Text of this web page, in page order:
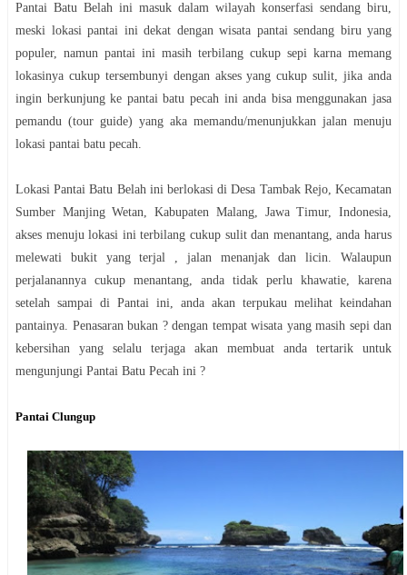
Pantai Batu Belah ini masuk dalam wilayah konserfasi sendang biru,
meski lokasi pantai ini dekat dengan wisata pantai sendang biru yang
populer, namun pantai ini masih terbilang cukup sepi karna memang
lokasinya cukup tersembunyi dengan akses yang cukup sulit, jika anda
ingin berkunjung ke pantai batu pecah ini anda bisa menggunakan jasa
pemandu (tour guide) yang aka memandu/menunjukkan jalan menuju
lokasi pantai batu pecah.
Lokasi Pantai Batu Belah ini berlokasi di Desa Tambak Rejo, Kecamatan
Sumber Manjing Wetan, Kabupaten Malang, Jawa Timur, Indonesia,
akses menuju lokasi ini terbilang cukup sulit dan menantang, anda harus
melewati bukit yang terjal , jalan menanjak dan licin. Walaupun
perjalanannya cukup menantang, anda tidak perlu khawatie, karena
setelah sampai di Pantai ini, anda akan terpukau melihat keindahan
pantainya. Penasaran bukan ? dengan tempat wisata yang masih sepi dan
kebersihan yang selalu terjaga akan membuat anda tertarik untuk
mengunjungi Pantai Batu Pecah ini ?
Pantai Clungup